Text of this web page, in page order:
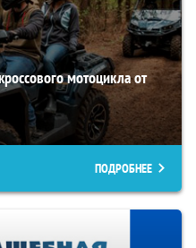
мотоцикла от
ПОДРОБНЕЕ